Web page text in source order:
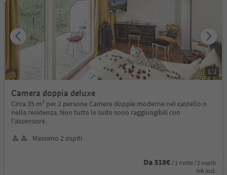
Camera doppia deluxe
Circa 35 m² per 2 persone Camere doppie moderne nel castello o
nella residenza. Non tutte le suite sono raggiungibili con
l'ascensore.
Massimo 2 ospiti
Da 318€ / 1 notte / 2 ospiti
IVA incl.
1/2